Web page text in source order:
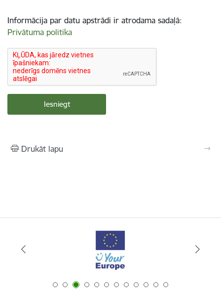
Informācija par datu apstrādi ir atrodama sadaļā:
Privātuma politika
Drukāt lapu